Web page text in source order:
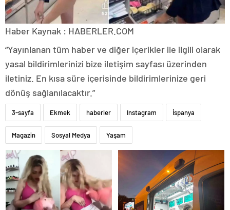
Haber Kaynak : HABERLER.COM
“Yayınlanan tüm haber ve diğer içerikler ile ilgili olarak
yasal bildirimlerinizi bize iletişim sayfası üzerinden
iletiniz. En kısa süre içerisinde bildirimlerinize geri
dönüş sağlanılacaktır.”
3-sayfa Ekmek haberler Instagram İspanya
Magazin Sosyal Medya Yaşam